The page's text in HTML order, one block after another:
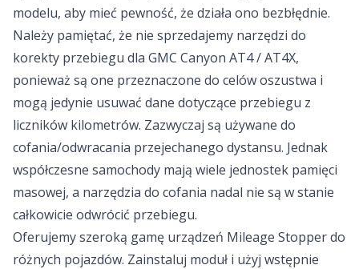
modelu, aby mieć pewność, że działa ono bezbłędnie.
Należy pamiętać, że nie sprzedajemy narzędzi do
korekty przebiegu dla GMC Canyon AT4 / AT4X,
ponieważ są one przeznaczone do celów oszustwa i
mogą jedynie usuwać dane dotyczące przebiegu z
liczników kilometrów. Zazwyczaj są używane do
cofania/odwracania przejechanego dystansu. Jednak
współczesne samochody mają wiele jednostek pamięci
masowej, a narzędzia do cofania nadal nie są w stanie
całkowicie odwrócić przebiegu.
Oferujemy szeroką gamę urządzeń Mileage Stopper do
różnych pojazdów. Zainstaluj moduł i użyj wstępnie